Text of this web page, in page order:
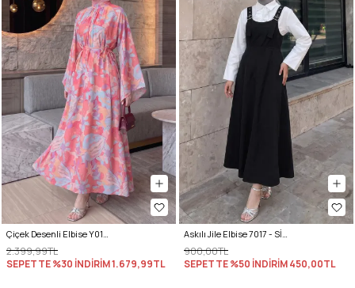
2.399,99TL
SEPETTE %30 İNDİRİM1.679,99TL
900,00TL
SEPETTE %50 İNDİRİM450,00TL